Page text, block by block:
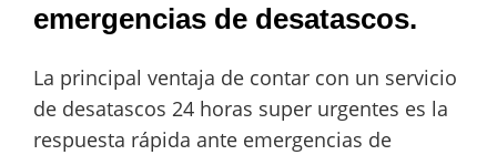
emergencias de desatascos.
La principal ventaja de contar con un servicio
de desatascos 24 horas super urgentes es la
respuesta rápida ante emergencias de